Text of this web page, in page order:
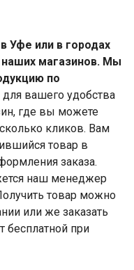
Уфе или в городах
магазинов. Мы
по
для вашего удобства
где вы можете
кликов. Вам
товар в
заказа.
наш менеджер
товар можно
или же заказать
бесплатной при